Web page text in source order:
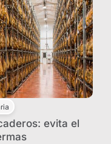
evita el